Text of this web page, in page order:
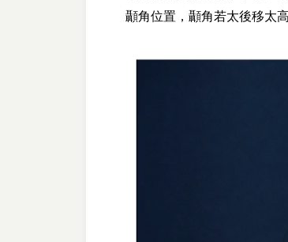
顳角位置，顳角若太後移太